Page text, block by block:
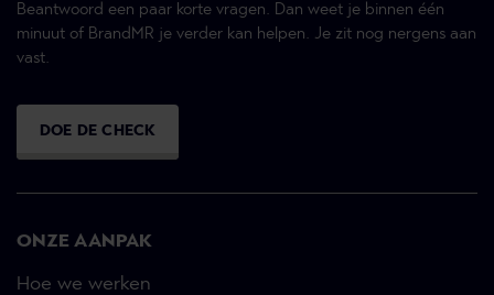
ONZE AANPAK
Hoe we werken
Beantwoord een paar korte vragen. Dan weet je binnen één
minuut of BrandMR je verder kan helpen. Je zit nog nergens aan
vast.
DOE DE CHECK